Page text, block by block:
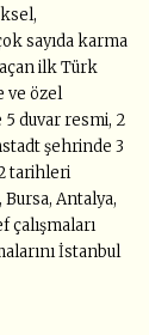
sayıda karma
ilk Türk
ve özel
duvar resmi, 2
şehrinde 3
tarihleri
Antalya,
çalışmaları
İstanbul